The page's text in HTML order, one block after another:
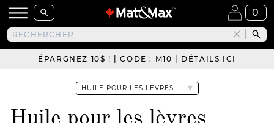
0
ÉPARGNEZ 10$ ! | CODE : M10 | DÉTAILS ICI